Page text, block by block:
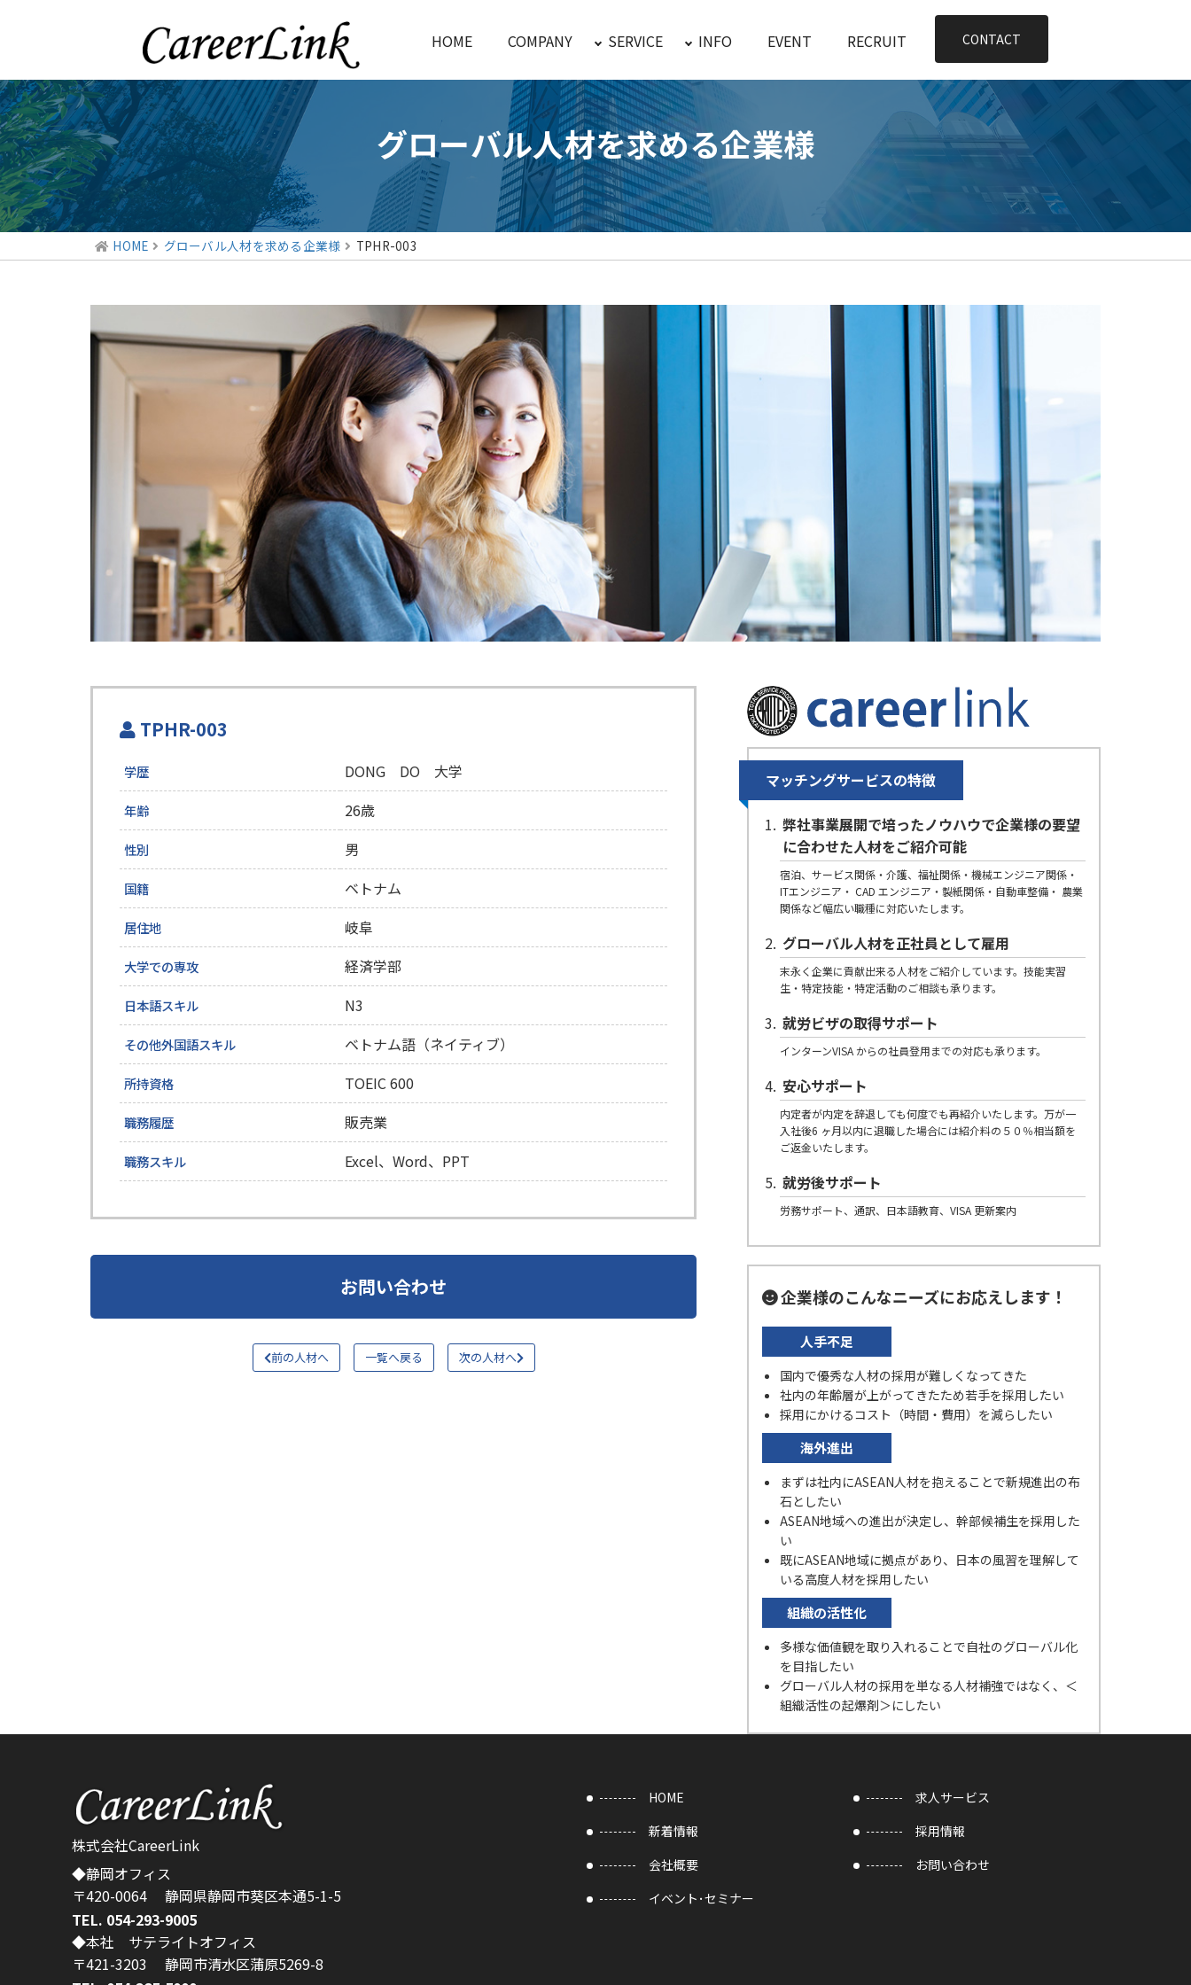
HOME COMPANY SERVICE INFO EVENT RECRUIT CONTACT
グローバル人材を求める企業様
HOME グローバル人材を求める企業様 TPHR-003
TPHR-003
学歴 DONG DO 大学
年齢 26歳
性別 男
国籍 ベトナム
居住地 岐阜
大学での専攻 経済学部
日本語スキル N3
その他外国語スキル ベトナム語（ネイティブ）
所持資格 TOEIC 600
職務履歴 販売業
職務スキル Excel、Word、PPT
お問い合わせ
前の人材へ 一覧へ戻る 次の人材へ
マッチングサービスの特徴
弊社事業展開で培ったノウハウで企業様の要望
に合わせた人材をご紹介可能
宿泊、サービス関係・介護、福祉関係・機械エンジニア関係・
ITエンジニア・ CAD エンジニア・製紙関係・自動車整備・ 農業
関係など幅広い職種に対応いたします。
グローバル人材を正社員として雇用
末永く企業に貢献出来る人材をご紹介しています。技能実習
生・特定技能・特定活動のご相談も承ります。
就労ビザの取得サポート
インターンVISA からの社員登用までの対応も承ります。
安心サポート
内定者が内定を辞退しても何度でも再紹介いたします。万が一
入社後6 ヶ月以内に退職した場合には紹介料の５０％相当額を
ご返金いたします。
就労後サポート
労務サポート、通訳、日本語教育、VISA 更新案内
企業様のこんなニーズにお応えします！
人手不足
国内で優秀な人材の採用が難しくなってきた
社内の年齢層が上がってきたため若手を採用したい
採用にかけるコスト（時間・費用）を減らしたい
海外進出
まずは社内にASEAN人材を抱えることで新規進出の布
石としたい
ASEAN地域への進出が決定し、幹部候補生を採用した
い
既にASEAN地域に拠点があり、日本の風習を理解して
いる高度人材を採用したい
組織の活性化
多様な価値観を取り入れることで自社のグローバル化
を目指したい
グローバル人材の採用を単なる人材補強ではなく、＜
組織活性の起爆剤＞にしたい
株式会社CareerLink
◆静岡オフィス
〒420-0064 静岡県静岡市葵区本通5-1-5
TEL. 054-293-9005
◆本社 サテライトオフィス
〒421-3203 静岡市清水区蒲原5269-8
HOME
新着情報
会社概要
イベント･セミナー
求人サービス
採用情報
お問い合わせ